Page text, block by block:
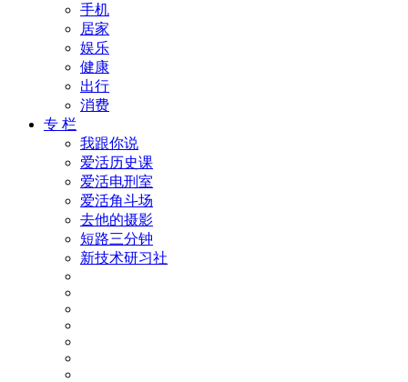
手机
居家
娱乐
健康
出行
消费
专 栏
我跟你说
爱活历史课
爱活电刑室
爱活角斗场
去他的摄影
短路三分钟
新技术研习社